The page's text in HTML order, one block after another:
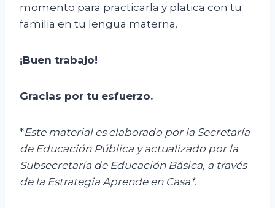
momento para practicarla y platica con tu
familia en tu lengua materna.
¡Buen trabajo!
Gracias por tu esfuerzo.
*Este material es elaborado por la Secretaría
de Educación Pública y actualizado por la
Subsecretaría de Educación Básica, a través
de la Estrategia Aprende en Casa*.